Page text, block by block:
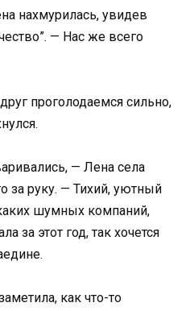
нахмурилась, увидев
— Нас же всего
проголодаемся сильно,
— Лена села
за руку. — Тихий, уютный
шумных компаний,
за этот год, так хочется
как что-то